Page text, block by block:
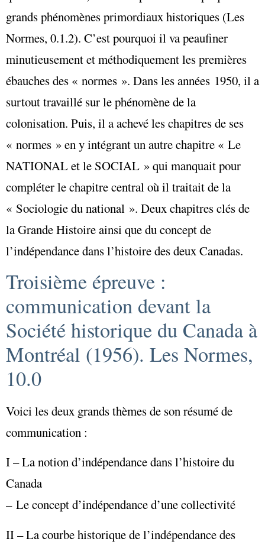
grands phénomènes primordiaux historiques (Les
Normes, 0.1.2). C’est pourquoi il va peaufiner
minutieusement et méthodiquement les premières
ébauches des « normes ». Dans les années 1950, il a
surtout travaillé sur le phénomène de la
colonisation. Puis, il a achevé les chapitres de ses
« normes » en y intégrant un autre chapitre « Le
NATIONAL et le SOCIAL » qui manquait pour
compléter le chapitre central où il traitait de la
« Sociologie du national ». Deux chapitres clés de
la Grande Histoire ainsi que du concept de
l’indépendance dans l’histoire des deux Canadas.
Troisième épreuve :
communication devant la
Société historique du Canada à
Montréal (1956). Les Normes,
10.0
Voici les deux grands thèmes de son résumé de
communication :
I – La notion d’indépendance dans l’histoire du
Canada
– Le concept d’indépendance d’une collectivité
II – La courbe historique de l’indépendance des